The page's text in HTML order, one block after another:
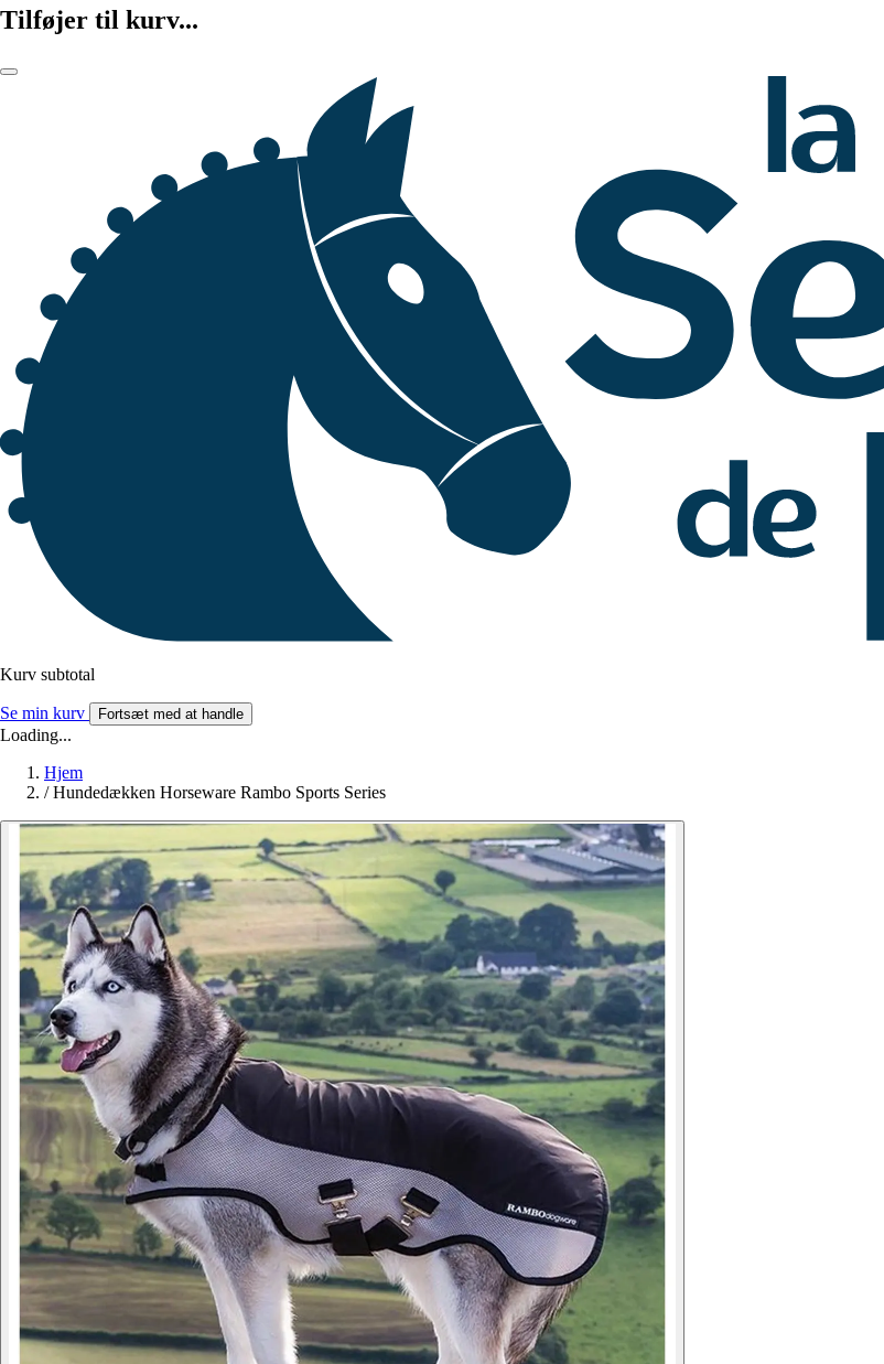
Tilføjer til kurv...
Kurv subtotal
Se min kurv Fortsæt med at handle
Loading...
Hjem
/ Hundedækken Horseware Rambo Sports Series